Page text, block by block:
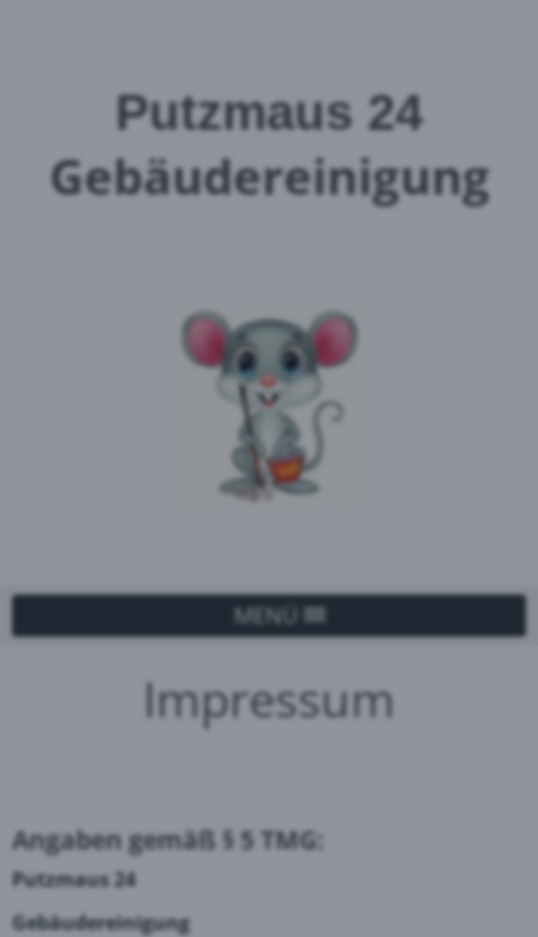
Putzmaus 24
Gebäudereinigung
MENÜ
Impressum
Angaben gemäß § 5 TMG:
Putzmaus 24
Gebäudereinigung